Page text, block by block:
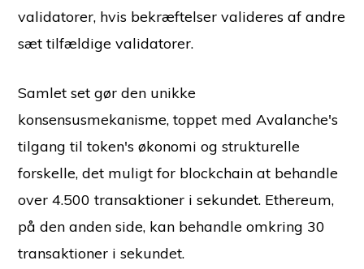
validatorer, hvis bekræftelser valideres af andre
sæt tilfældige validatorer.
Samlet set gør den unikke
konsensusmekanisme, toppet med Avalanche's
tilgang til token's økonomi og strukturelle
forskelle, det muligt for blockchain at behandle
over 4.500 transaktioner i sekundet. Ethereum,
på den anden side, kan behandle omkring 30
transaktioner i sekundet.